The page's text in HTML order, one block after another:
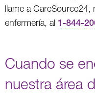
llame a CareSource24,
enfermería, al 1-844-
Cuando se
nuestra área